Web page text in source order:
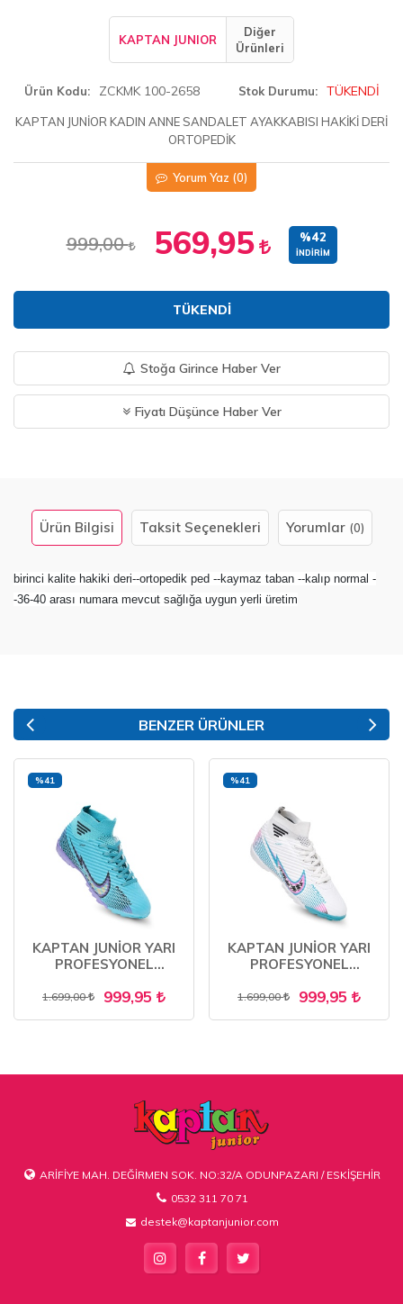
KAPTAN JUNIOR
Diğer
Ürünleri
Ürün Kodu ZCKMK 100-2658 Stok Durumu TÜKENDİ
KAPTAN JUNİOR KADIN ANNE SANDALET AYAKKABISI HAKİKİ DERİ
ORTOPEDİK
Yorum Yaz (0)
999,00 569,95 %42
İNDIRIM
TÜKENDI
Stoğa Girince Haber Ver
Fiyatı Düşünce Haber Ver
Ürün Bilgisi Taksit Seçenekleri Yorumlar (0)
birinci kalite hakiki deri--ortopedik ped --kaymaz taban --kalıp normal -
-36-40 arası numara mevcut sağlığa uygun yerli üretim
BENZER ÜRÜNLER
KAPTAN JUNİOR YARI
PROFESYONEL
SAHA KAUÇUK TABAN
1.699,00 999,95
%41
KAPTAN JUNİOR YARI
PROFESYONEL
SAHA KAUÇUK TABAN
1.699,00 999,95
%41
ARİFİYE MAH. DEĞİRMEN SOK. NO:32/A ODUNPAZARI / ESKİŞEHİR
0532 311 70 71
destek@kaptanjunior.com